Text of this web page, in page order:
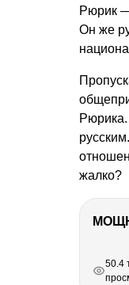
Рюрик
Он же
Рюрика.
жалко?
50.4